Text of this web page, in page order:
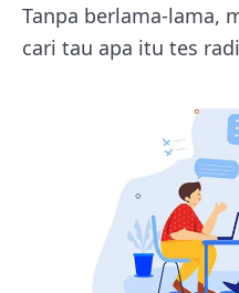
Tanpa berlama-lama,
cari tau apa itu tes